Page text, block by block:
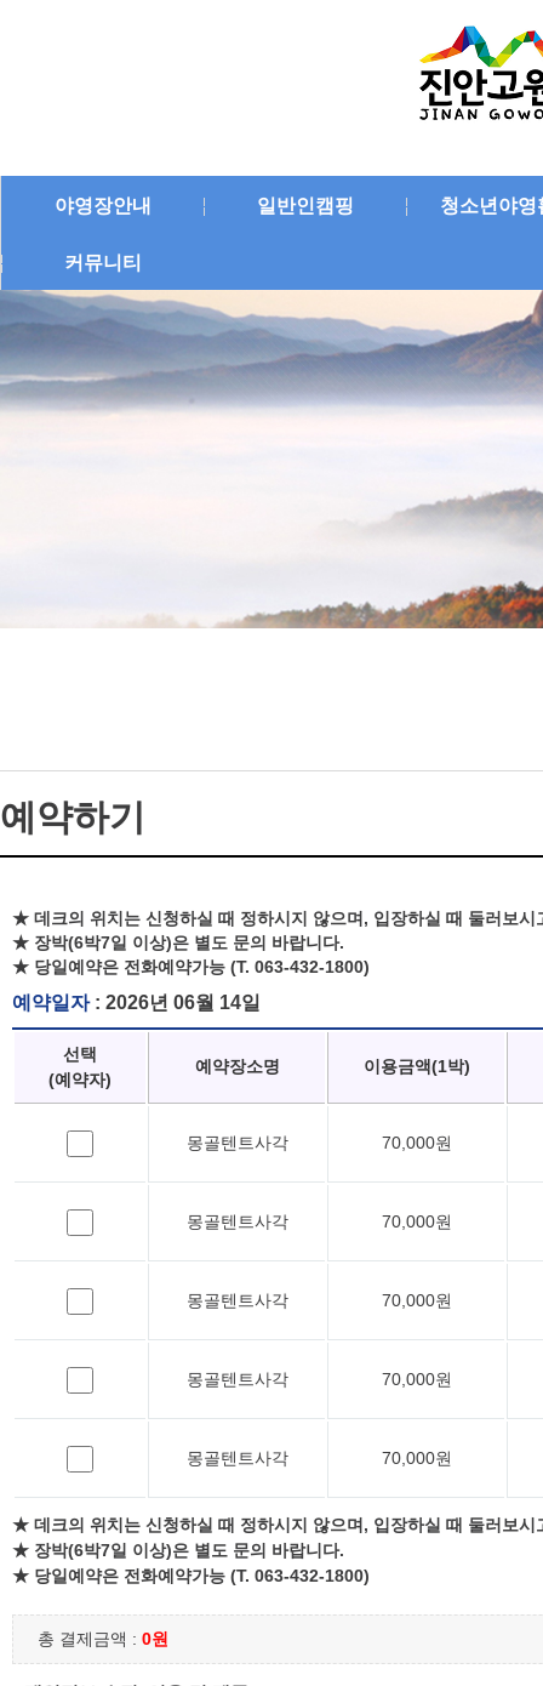
야영장안내 일반인캠핑 청소년야영
커뮤니티
예약하기
★ 데크의 위치는 신청하실 때 정하시지 않으며, 입장하실 때 둘러보시
★ 장박(6박7일 이상)은 별도 문의 바랍니다.
★ 당일예약은 전화예약가능 (T. 063-432-1800)
예약일자: 2026년 06월 14일
선택
(예약자)
예약장소명 이용금액(1박)
몽골텐트사각 70,000원
몽골텐트사각 70,000원
몽골텐트사각 70,000원
몽골텐트사각 70,000원
몽골텐트사각 70,000원
★ 데크의 위치는 신청하실 때 정하시지 않으며, 입장하실 때 둘러보시
★ 장박(6박7일 이상)은 별도 문의 바랍니다.
★ 당일예약은 전화예약가능 (T. 063-432-1800)
총 결제금액 : 0원